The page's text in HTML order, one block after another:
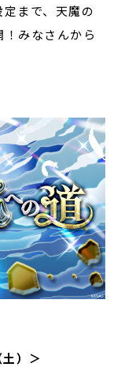
まで、天魔の
みなさんから
）＞